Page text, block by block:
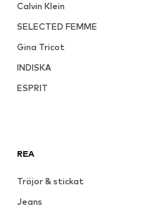
Calvin Klein
SELECTED FEMME
Gina Tricot
INDISKA
ESPRIT
REA
Tröjor & stickat
Jeans